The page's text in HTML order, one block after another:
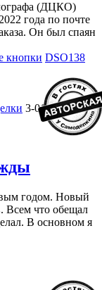
(ДЦКО)
года по почте
Он был спаян
кнопки DSO138
3-01-2023,
годом. Новый
Всем что обещал
В основном я